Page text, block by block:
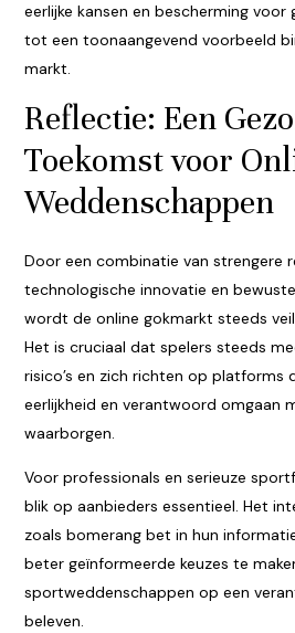
eerlijke kansen en bescherming voor
tot een toonaangevend voorbeeld
markt.
Reflectie: Een
Toekomst voor
Weddenschappen
Door een combinatie van strengere
technologische innovatie en
wordt de online gokmarkt steeds
Het is cruciaal dat spelers steeds
risico’s en zich richten op platforms
eerlijkheid en verantwoord omgaan
waarborgen.
Voor professionals en serieuze
blik op aanbieders essentieel. Het
zoals bomerang bet in hun
beter geïnformeerde keuzes te
sportweddenschappen op een
beleven.